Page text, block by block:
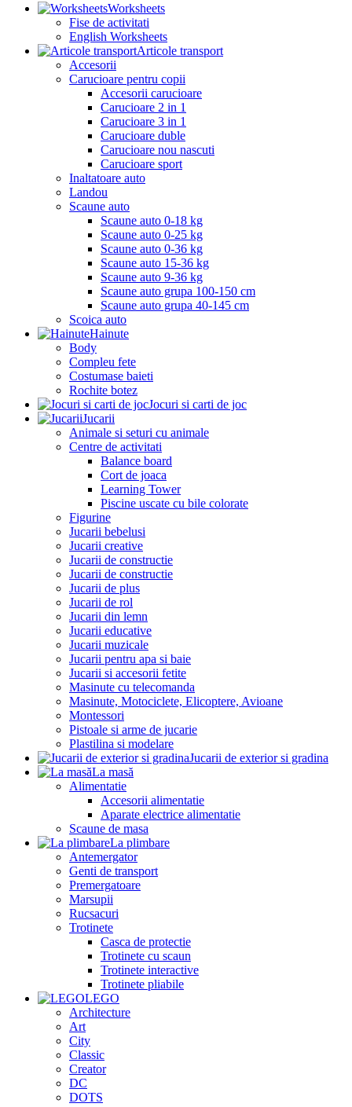
Worksheets
Fise de activitati
English Worksheets
Articole transport
Accesorii
Carucioare pentru copii
Accesorii carucioare
Carucioare 2 in 1
Carucioare 3 in 1
Carucioare duble
Carucioare nou nascuti
Carucioare sport
Inaltatoare auto
Landou
Scaune auto
Scaune auto 0-18 kg
Scaune auto 0-25 kg
Scaune auto 0-36 kg
Scaune auto 15-36 kg
Scaune auto 9-36 kg
Scaune auto grupa 100-150 cm
Scaune auto grupa 40-145 cm
Scoica auto
Hainute
Body
Compleu fete
Costumase baieti
Rochite botez
Jocuri si carti de joc
Jucarii
Animale si seturi cu animale
Centre de activitati
Balance board
Cort de joaca
Learning Tower
Piscine uscate cu bile colorate
Figurine
Jucarii bebelusi
Jucarii creative
Jucarii de constructie
Jucarii de constructie
Jucarii de plus
Jucarii de rol
Jucarii din lemn
Jucarii educative
Jucarii muzicale
Jucarii pentru apa si baie
Jucarii si accesorii fetite
Masinute cu telecomanda
Masinute, Motociclete, Elicoptere, Avioane
Montessori
Pistoale si arme de jucarie
Plastilina si modelare
Jucarii de exterior si gradina
La masă
Alimentatie
Accesorii alimentatie
Aparate electrice alimentatie
Scaune de masa
La plimbare
Antemergator
Genti de transport
Premergatoare
Marsupii
Rucsacuri
Trotinete
Casca de protectie
Trotinete cu scaun
Trotinete interactive
Trotinete pliabile
LEGO
Architecture
Art
City
Classic
Creator
DC
DOTS